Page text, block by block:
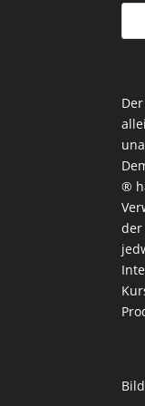
®
der